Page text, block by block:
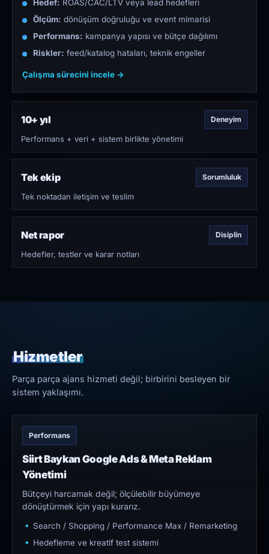
Hedef: ROAS/CAC/LTV veya lead hedefleri
Ölçüm: dönüşüm doğruluğu ve event mimarisi
Performans: kampanya yapısı ve bütçe dağılımı
Riskler: feed/katalog hataları, teknik engeller
Çalışma sürecini incele →
10+ yıl Deneyim
Performans + veri + sistem birlikte yönetimi
Tek ekip Sorumluluk
Tek noktadan iletişim ve teslim
Net rapor Disiplin
Hedefler, testler ve karar notları
Hizmetler
Parça parça ajans hizmeti değil; birbirini besleyen bir
sistem yaklaşımı.
Performans
Siirt Baykan Google Ads & Meta Reklam
Yönetimi
Bütçeyi harcamak değil; ölçülebilir büyümeye
dönüştürmek için yapı kurarız.
Search / Shopping / Performance Max / Remarketing
Hedefleme ve kreatif test sistemi